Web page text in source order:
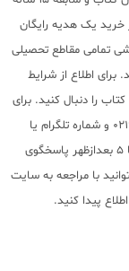
خرید یک هدیه رایگان
تمامی مقاطع تحصیلی
برای اطلاع از شرایط
را دنبال کنید. برای
پیگیری سفارشات تهران شماره تلفن پشتیبانی 02166484008 و شماره تلگرام یا
واتس اپ 09203472622 می باشد که از ساعت 9 صبح تا 5 بعدازظهر پاسخگوی
با مراجعه به سایت
پیدا کنید.